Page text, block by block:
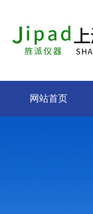
网站首页